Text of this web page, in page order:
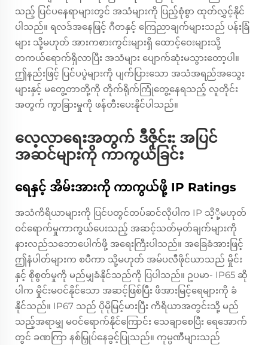
သည့် ပြင်ပနေရာများတွင် အသံများကို ပြည့်စုံစွာ ထုတ်လွှင့်နိုင်
ပါသည်။ ရလဒ်အနေဖြင့် ဂီတနှင့် ကြေညာချက်များသည် ပန်းခြံ
များ သို့မဟုတ် အားကစားကွင်းများရှိ ထောင့်ဝေးများသို့
တကယ်ရောက်ရှိလာပြီး အသံများ ပျောက်ဆုံးမသွားတော့ပါ။
ဤနည်းဖြင့် ပြင်ပပွဲများကို ပျက်ပြားသော အသံအရည်အသွေး
များနှင့် မတွေ့တာတို့ကို တိုက်ရိုက်ကြုံတွေ့နေရသည့် လူတိုင်း
အတွက် ကွာခြားမှုကို ဖန်တီးပေးနိုင်ပါသည်။
လေ့လာရေးအတွက် ဒီဇိုင်း: အပြင်
အဆင်များကို ကာကွယ်ခြင်း
ရေနှင့် အိမ်းအားကို ကာကွယ်ဖို့ IP Ratings
အသံကိရိယာများကို ပြင်ပတွင်တပ်ဆင်လိုပါက IP သိ့ို့မဟုတ်
ဝင်ရောက်မှုကာကွယ်ပေးသည့် အဆင့်သတ်မှတ်ချက်များကို
နားလည်သဘောပေါက်ဖို့ အရေးကြီးပါသည်။ အခြေခံအားဖြင့်
ဤနံပါတ်များက စပီကာ သို့မဟုတ် အမ်ပလီဖိုင်ယာသည် မှိုင်း
နှင့် စိုစွတ်မှုကို မည်မျှခံနိုင်သည်ကို ပြပါသည်။ ဥပမာ- IP65 ဆို
ပါက မှိုင်းမဝင်နိုင်သော အဆင့်ဖြစ်ပြီး ဖိအားမြင့်ရေများကို ခံ
နိုင်သည်။ IP67 သည် ပိုမိုမြင့်မားပြီး ကိရိယာအတွင်းသို့ မည်
သည့်အရာမျှ မဝင်ရောက်နိုင်ကြောင်း သေချာစေပြီး ရေအောက်
တွင် ခဏကြာ နစ်မြှုပ်နေခွင့်ပြုသည်။ ကုမ္ပဏီများသည်